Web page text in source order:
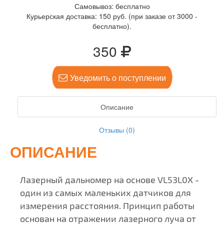
Самовывоз: бесплатно
Курьерская доставка: 150 руб. (при заказе от 3000 -
бесплатно).
350
Уведомить о поступлении
Описание
Отзывы (0)
ОПИСАНИЕ
Лазерный дальномер на основе VL53L0X -
один из самых маленьких датчиков для
измерения расстояния. Принцип работы
основан на отражении лазерного луча от